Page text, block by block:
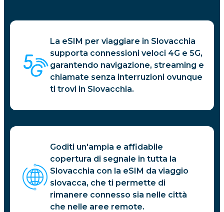
La eSIM per viaggiare in Slovacchia
supporta connessioni veloci 4G e 5G,
garantendo navigazione, streaming e
chiamate senza interruzioni ovunque
ti trovi in Slovacchia.
Goditi un'ampia e affidabile
copertura di segnale in tutta la
Slovacchia con la eSIM da viaggio
slovacca, che ti permette di
rimanere connesso sia nelle città
che nelle aree remote.